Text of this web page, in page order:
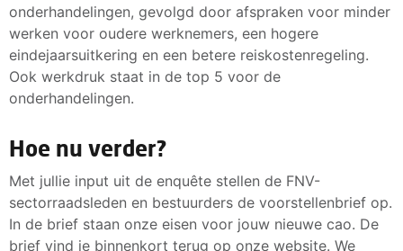
onderhandelingen, gevolgd door afspraken voor minder
werken voor oudere werknemers, een hogere
eindejaarsuitkering en een betere reiskostenregeling.
Ook werkdruk staat in de top 5 voor de
onderhandelingen.
Hoe nu verder?
Met jullie input uit de enquête stellen de FNV-
sectorraadsleden en bestuurders de voorstellenbrief op.
In de brief staan onze eisen voor jouw nieuwe cao. De
brief vind je binnenkort terug op onze website. We